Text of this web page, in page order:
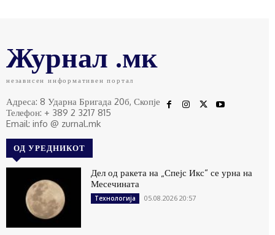
Журнал .мк
независен информативен портал
Адреса: 8 Ударна Бригада 20б, Скопје
Телефон: + 389 2 3217 815
Email: info @ zurnal.mk
ОД УРЕДНИКОТ
Дел од ракета на „Спејс Икс“ се урна на
Месечината
Технологија 05.08.2026 20:57